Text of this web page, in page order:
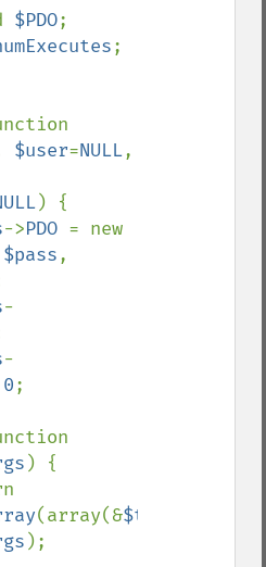
$PDO;
;
$user=NULL
) {
->PDO
$pass
-
-
0;
) {
(array(&$this
);